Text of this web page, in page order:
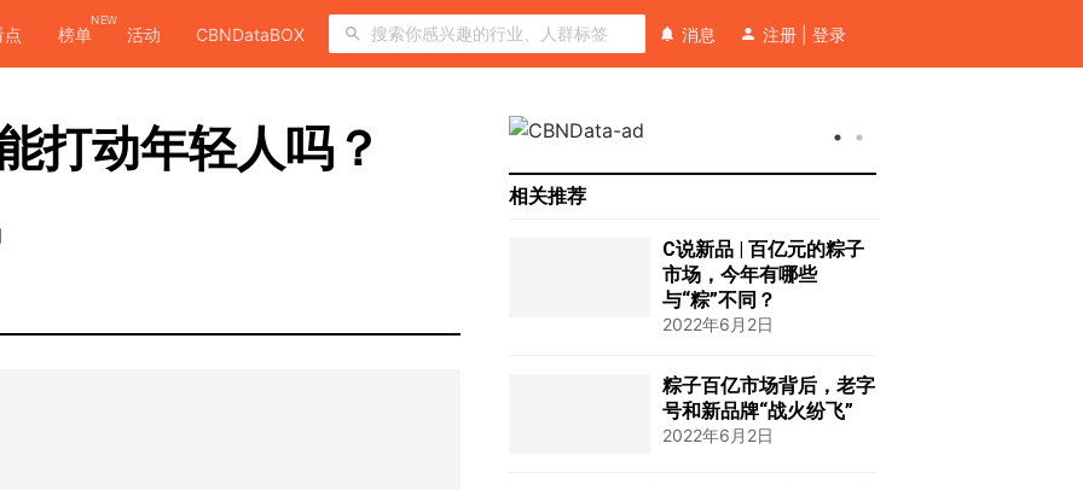
点 榜单
NEW
活动 CBNDataBOX 消息 注册 登录
打动年轻人吗？
相关推荐
C说新品 | 百亿元的粽子
市场，今年有哪些
与“粽”不同？
2022年6月2日
粽子百亿市场背后，老字
号和新品牌“战火纷飞”
2022年6月2日